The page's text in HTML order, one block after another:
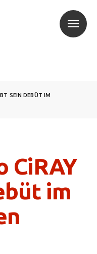
SEIN DEBÜT IM
CiRAY
im